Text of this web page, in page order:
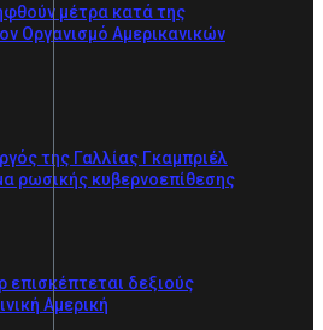
μέτρα κατά της
Οργανισμό Αμερικανικών
της Γαλλίας Γκαμπριέλ
ρωσικής κυβερνοεπίθεσης
επισκέπτεται δεξιούς
Αμερική